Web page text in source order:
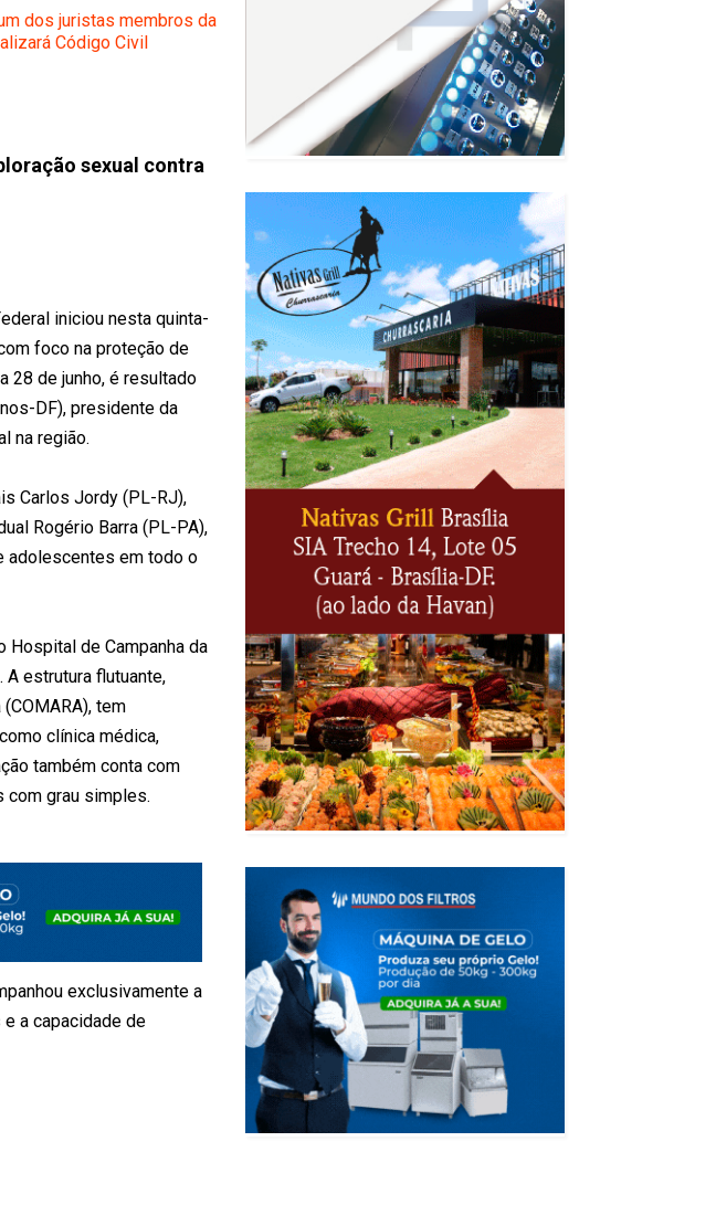
dos juristas membros da
Código Civil
sexual contra
iniciou nesta quinta-
foco na proteção de
28 de junho, é resultado
DF), presidente da
na região.
Carlos Jordy (PL-RJ),
Rogério Barra (PL-PA),
adolescentes em todo o
Hospital de Campanha da
A estrutura flutuante,
tem
clínica médica,
também conta com
com grau simples.
exclusivamente a
a capacidade de